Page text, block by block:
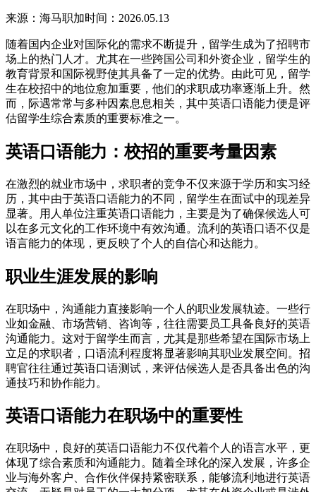
来源：海马职加时间：2026.05.13
随着国内企业对国际化的需求不断提升，留学生成为了招聘市
场上的热门人才。尤其在一些跨国公司和外资企业，留学生的
教育背景和国际视野使其具备了一定的优势。由此可见，留学
生在校招中的地位愈加重要，他们的求职成功率逐渐上升。然
而，际遇常常与多种因素息息相关，其中英语口语能力便是评
估留学生综合素质的重要标准之一。
英语口语能力：校招的重要考量因素
在激烈的就业市场中，求职者的竞争不仅来源于学历和实习经
历，其中由于英语口语能力的不同，留学生在面试中的现差异
显著。用人单位注重英语口语能力，主要是为了确保候选人可
以在多元文化的工作环境中有效沟通。流利的英语口语不仅是
语言能力的体现，更反映了个人的自信心和达能力。
职业生涯发展的影响
在职场中，沟通能力直接影响一个人的职业发展轨迹。一些行
业如金融、市场营销、咨询等，往往需要员工具备良好的英语
沟通能力。这对于留学生而言，尤其是那些希望在国际市场上
立足的求职者，口语流利程度将显著影响其职业发展空间。招
聘官往往通过英语口语测试，来评估候选人是否具备出色的沟
通技巧和协作能力。
英语口语能力在职场中的重要性
在职场中，良好的英语口语能力不仅代着个人的语言水平，更
体现了综合素质和沟通能力。随着全球化的深入发展，许多企
业与海外客户、合作伙伴保持紧密联系，能够流利地进行英语